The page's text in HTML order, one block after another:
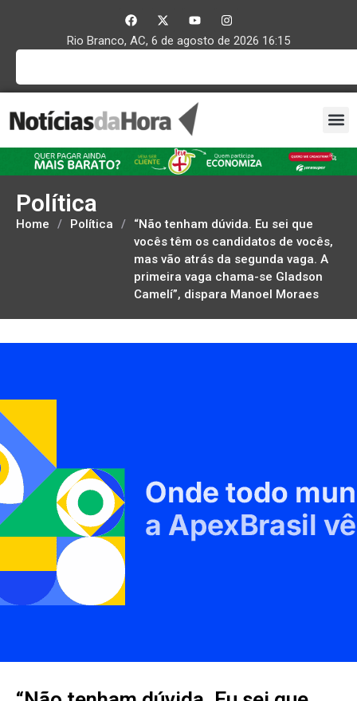
Rio Branco, AC, 6 de agosto de 2026 16:15
Política
Home / Política /
“Não tenham dúvida. Eu sei que
vocês têm os candidatos de vocês,
mas vão atrás da segunda vaga. A
primeira vaga chama-se Gladson
Camelí”, dispara Manoel Moraes